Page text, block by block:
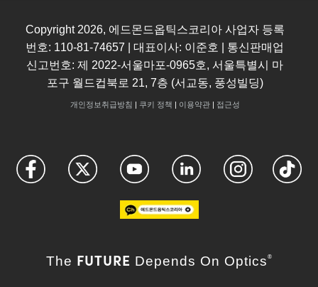
Copyright 2026, 에드몬드옵틱스코리아 사업자 등록
번호: 110-81-74657 | 대표이사: 이준호 | 통신판매업
신고번호: 제 2022-서울마포-0965호, 서울특별시 마
포구 월드컵북로 21, 7층 (서교동, 풍성빌딩)
개인정보취급방침 | 쿠키 정책 | 이용약관| 접근성
The FUTURE Depends On Optics ®